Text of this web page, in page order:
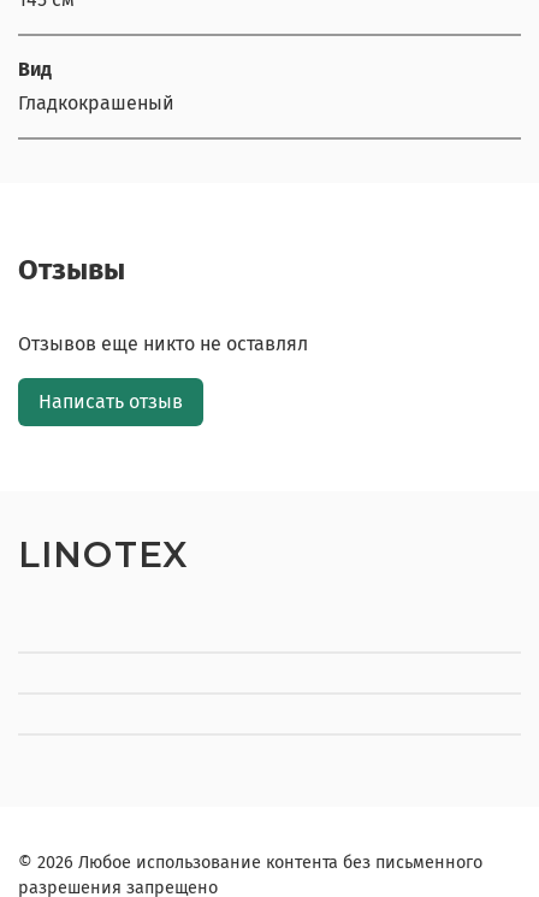
Вид
Гладкокрашеный
Отзывы
Отзывов еще никто не оставлял
Написать отзыв
LINOTEX
© 2026 Любое использование контента без письменного
разрешения запрещено